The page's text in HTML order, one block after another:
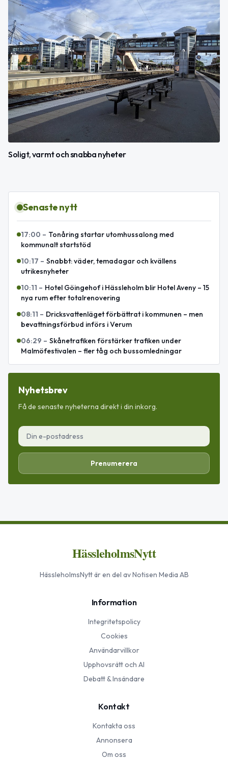
Soligt, varmt och snabba nyheter
Senaste nytt
17:00 – Tonåring startar utomhussalong med
kommunalt startstöd
10:17 – Snabbt: väder, temadagar och kvällens
utrikesnyheter
10:11 – Hotel Göingehof i Hässleholm blir Hotel Aveny – 15
nya rum efter totalrenovering
08:11 – Dricksvattenläget förbättrat i kommunen – men
bevattningsförbud införs i Verum
06:29 – Skånetrafiken förstärker trafiken under
Malmöfestivalen – fler tåg och bussomledningar
Nyhetsbrev
Få de senaste nyheterna direkt i din inkorg.
Prenumerera
HässleholmsNytt
HässleholmsNyttär en del av Notisen Media AB
Information
Integritetspolicy
Cookies
Användarvillkor
Upphovsrätt och AI
Debatt & Insändare
Kontakt
Kontakta oss
Annonsera
Om oss